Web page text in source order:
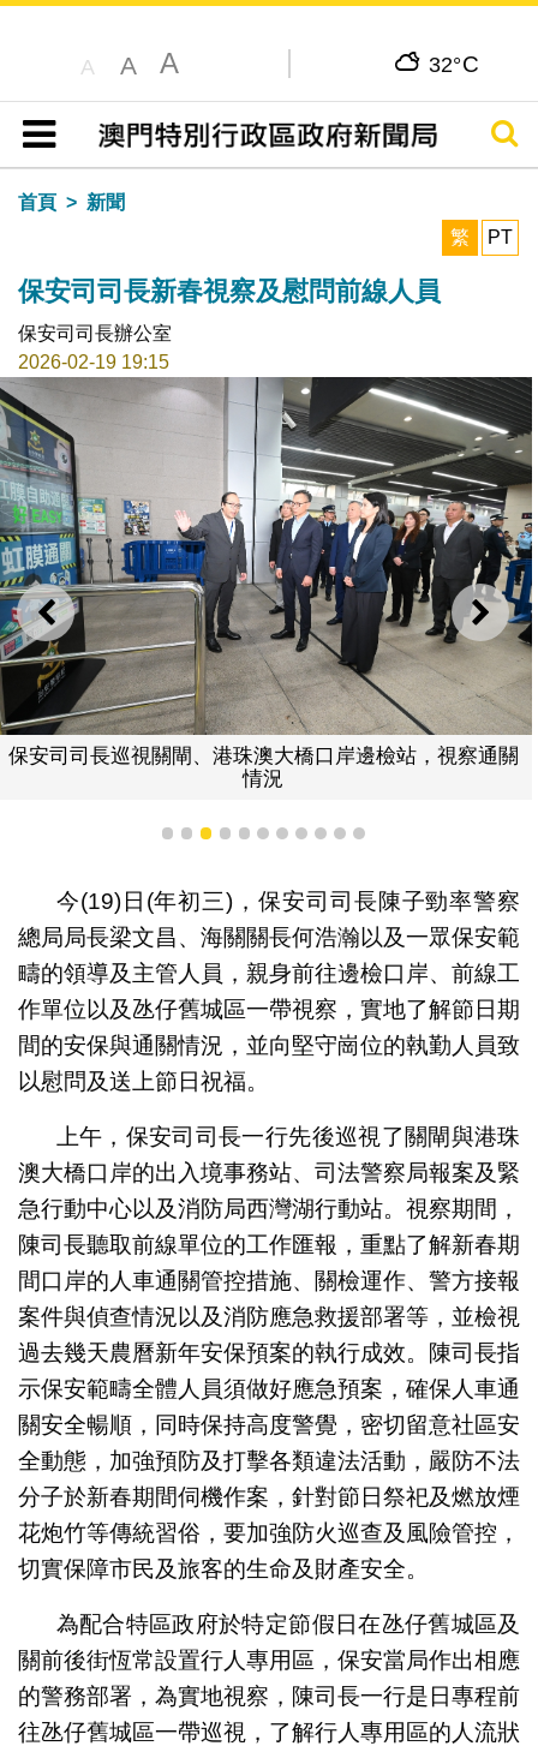
A A A 32°C
目錄
搜尋
首頁
新聞
繁
PT
保安司司長新春視察及慰問前線人員
保安司司長辦公室
2026-02-19 19:15
上一則 下一
保安司司長巡視關閘、港珠澳大橋口岸邊檢站，視察通關
情況
1 2 3 4 5 6 7 8 9 1011
今(19)日(年初三)，保安司司長陳子勁率警察
總局局長梁文昌、海關關長何浩瀚以及一眾保安範
疇的領導及主管人員，親身前往邊檢口岸、前線工
作單位以及氹仔舊城區一帶視察，實地了解節日期
間的安保與通關情況，並向堅守崗位的執勤人員致
以慰問及送上節日祝福。
上午，保安司司長一行先後巡視了關閘與港珠
澳大橋口岸的出入境事務站、司法警察局報案及緊
急行動中心以及消防局西灣湖行動站。視察期間，
陳司長聽取前線單位的工作匯報，重點了解新春期
間口岸的人車通關管控措施、關檢運作、警方接報
案件與偵查情況以及消防應急救援部署等，並檢視
過去幾天農曆新年安保預案的執行成效。陳司長指
示保安範疇全體人員須做好應急預案，確保人車通
關安全暢順，同時保持高度警覺，密切留意社區安
全動態，加強預防及打擊各類違法活動，嚴防不法
分子於新春期間伺機作案，針對節日祭祀及燃放煙
花炮竹等傳統習俗，要加強防火巡查及風險管控，
切實保障市民及旅客的生命及財產安全。
為配合特區政府於特定節假日在氹仔舊城區及
關前後街恆常設置行人專用區，保安當局作出相應
的警務部署，為實地視察，陳司長一行是日專程前
往氹仔舊城區一帶巡視，了解行人專用區的人流狀